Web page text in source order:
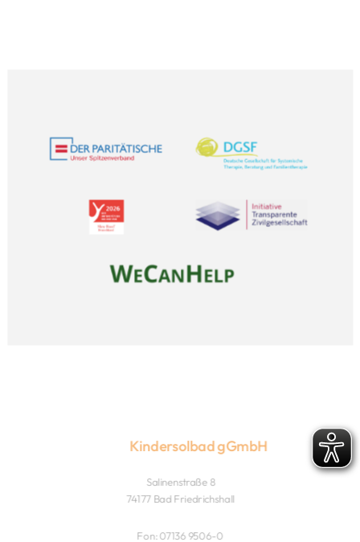
Kindersolbad gGmbH
Salinenstraße 8
74177 Bad Friedrichshall
Fon: 07136 9506-0